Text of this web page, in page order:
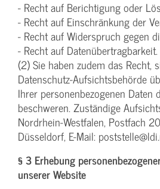
- Recht auf Berichtigung oder
- Recht auf Einschränkung der
- Recht auf Widerspruch gegen
- Recht auf Datenübertragbarkeit.
(2) Sie haben zudem das Recht,
Datenschutz-Aufsichtsbehörde
Ihrer personenbezogenen Daten
beschweren. Zuständige
Nordrhein-Westfalen, Postfach
Düsseldorf, E-Mail:
§ 3 Erhebung
unserer Website